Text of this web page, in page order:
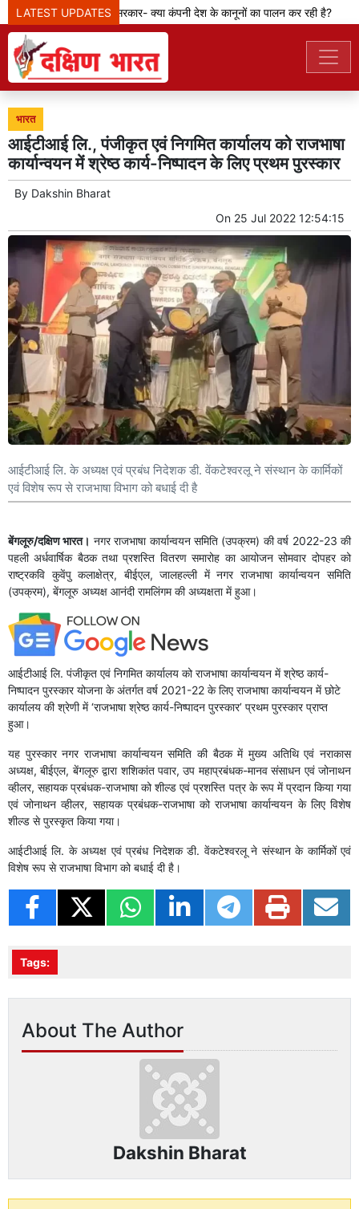
LATEST UPDATES
मेटा टीम से पूछ रही सरकार- क्या कंपनी देश के कानूनों का पालन कर रही है?
भारत
आईटीआई लि., पंजीकृत एवं निगमित कार्यालय को राजभाषा
कार्यान्‍वयन में श्रेष्‍ठ कार्य-निष्‍पादन के लिए प्रथम पुरस्‍कार
By Dakshin Bharat
On 25 Jul 2022 12:54:15
आईटीआई लि. के अध्‍यक्ष एवं प्रबंध निदेशक डी. वेंकटेश्‍वरलू ने संस्‍थान के कार्मिकों
एवं विशेष रूप से राजभाषा विभाग को बधाई दी है
बेंगलूरु/दक्षिण भारत। नगर राजभाषा कार्यान्‍वयन समिति (उपक्रम) की वर्ष 2022-23 की
पहली अर्धवार्षिक बैठक तथा प्रशस्ति वितरण समारोह का आयोजन सोमवार दोपहर को
राष्‍ट्रकवि कुवेंपु कलाक्षेत्र, बीईएल, जालहल्‍ली में नगर राजभाषा कार्यान्‍वयन समिति
(उपक्रम), बेंगलूरु अध्‍यक्ष आनंदी रामलिंगम की अध्‍यक्षता में हुआ।
आईटीआई लि. पंजीकृत एवं निगमित कार्यालय को राजभाषा कार्यान्‍वयन में श्रेष्‍ठ कार्य-
निष्‍पादन पुरस्‍कार योजना के अंतर्गत वर्ष 2021-22 के लिए राजभाषा कार्यान्‍वयन में छोटे
कार्यालय की श्रेणी में ‘राजभाषा श्रेष्‍ठ कार्य-निष्‍पादन पुरस्‍कार’ प्रथम पुरस्‍कार प्राप्‍त
हुआ।
यह पुरस्‍कार नगर राजभाषा कार्यान्‍वयन समिति की बैठक में मुख्‍य अतिथि एवं नराकास
अध्‍यक्ष, बीईएल, बेंगलूरु द्वारा शशिकांत पवार, उप महाप्रबंधक-मानव संसाधन एवं जोनाथन
व्‍हीलर, सहायक प्रबंधक-राजभाषा को शील्‍ड एवं प्रशस्ति पत्र के रूप में प्रदान किया गया
एवं जोनाथन व्‍हीलर, सहायक प्रबंधक-राजभाषा को राजभाषा कार्यान्‍वयन के लिए विशेष
शील्‍ड से पुरस्‍कृत किया गया।
आईटीआई लि. के अध्‍यक्ष एवं प्रबंध निदेशक डी. वेंकटेश्‍वरलू ने संस्‍थान के कार्मिकों एवं
विशेष रूप से राजभाषा विभाग को बधाई दी है।
Tags:
About The Author
Dakshin Bharat